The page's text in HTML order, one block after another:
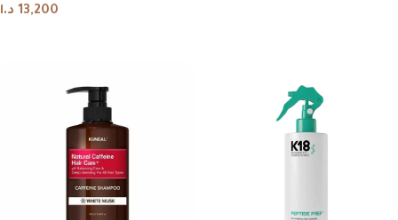
13,200 د.ا